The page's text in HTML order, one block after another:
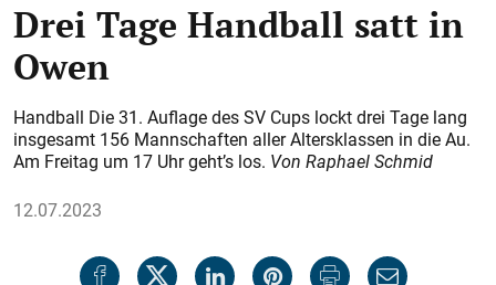
Drei Tage Handball satt in
Owen
Handball Die 31. Auflage des SV Cups lockt drei Tage lang
insgesamt 156 Mannschaften aller Altersklassen in die Au.
Am Freitag um 17 Uhr geht’s los. Von Raphael Schmid
12.07.2023